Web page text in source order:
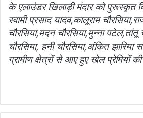
के एलाउंडर खिलाड़ी मंदार को पुरूस्कृत
स्वामी प्रसाद यादव,कालूराम
चौरसिया,मदन चौरसिया,मुन्ना पटेल,तांतू
चौरसिया, हनी चौरसिया,अंकित झारिया
ग्रामीण क्षेत्रों से आए हुए खेल प्रेमियों